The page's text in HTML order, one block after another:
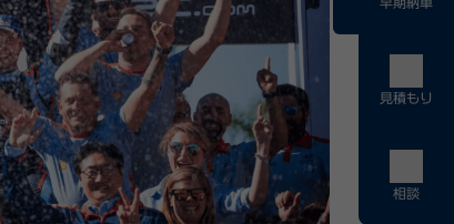
早期納車
見積もり
相談